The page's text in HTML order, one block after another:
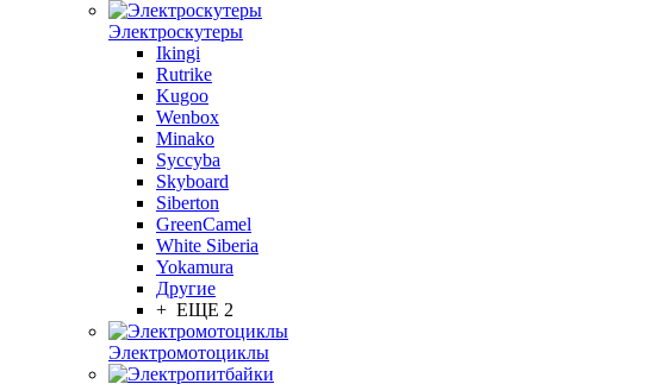
Электроскутеры
Ikingi
Rutrike
Kugoo
Wenbox
Minako
Syccyba
Skyboard
Siberton
GreenCamel
White Siberia
Yokamura
Другие
+ ЕЩЕ 2
Электромотоциклы